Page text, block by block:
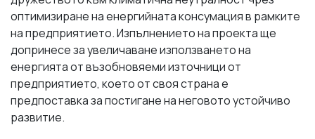
оптимизиране на енергийната консумация в рамките
на предприятието. Изпълнението на проекта ще
допринесе за увеличаване използването на
енергията от възобновяеми източници от
предприятието, което от своя страна е
предпоставка за постигане на неговото устойчиво
развитие.